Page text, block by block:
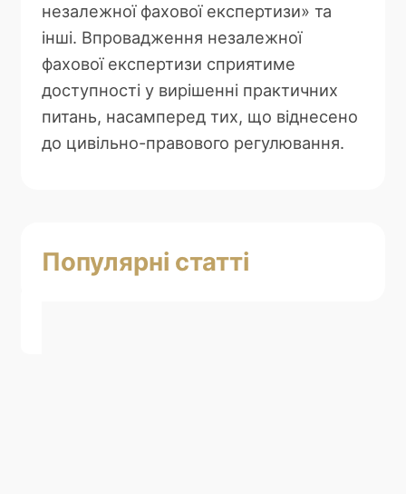
незалежної фахової експертизи» та
інші. Впровадження незалежної
фахової експертизи сприятиме
доступності у вирішенні практичних
питань, насамперед тих, що віднесено
до цивільно-правового регулювання.
Популярні статті